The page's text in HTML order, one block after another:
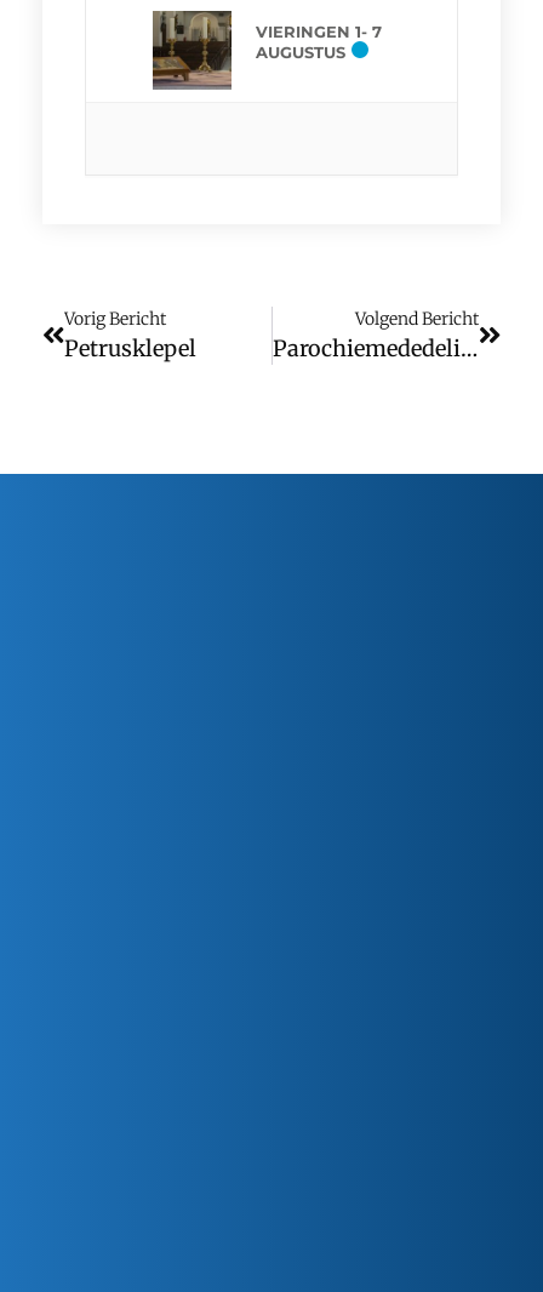
VIERINGEN 1- 7
AUGUSTUS
Vorig Bericht
Petrusklepel
Volgend Bericht
Parochiemededelingen (wk 11)